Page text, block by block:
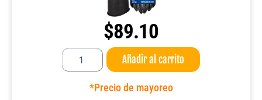
$89.10
Guante
IND.
Añadir al carrito
*Precio de mayoreo